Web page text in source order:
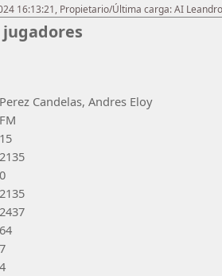
16:13:21, Propietario/Última carga: AI
Perez Candelas, Andres Eloy
FM
15
2135
0
2135
2437
64
7
4